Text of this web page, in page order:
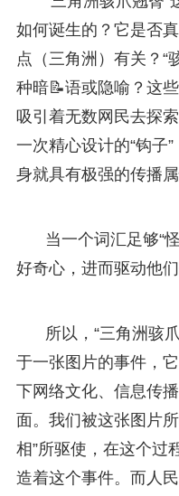
如何诞生的？它是否
点（三角洲）有关？“
种暗📝语或隐喻？这
吸引着无数网民去探
一次精心设计的“钩子
身就具有极强的传播属
当一个词汇足够“
好奇心，进而驱动他
所以，“三角洲骇
于一张图片的事件，
下网络文化、信息传
面。我们被这张图片
相”所驱使，在这个过
造着这个事件。而人